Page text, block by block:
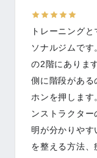
側に階段があ
ホンを押しま
ンストラクター
明が分かりやす
を整える方法、
ただき、順調に
運動もマッサ
のジムではう
ます。